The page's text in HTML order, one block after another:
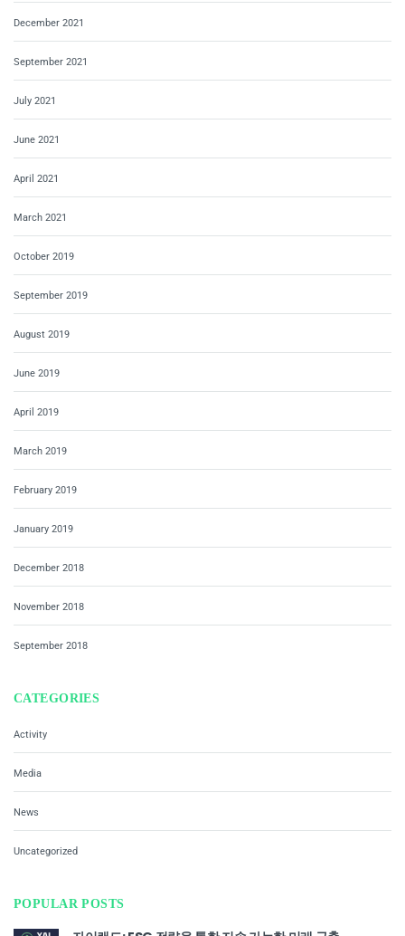
December 2021
September 2021
July 2021
June 2021
April 2021
March 2021
October 2019
September 2019
August 2019
June 2019
April 2019
March 2019
February 2019
January 2019
December 2018
November 2018
September 2018
CATEGORIES
Activity
Media
News
Uncategorized
POPULAR POSTS